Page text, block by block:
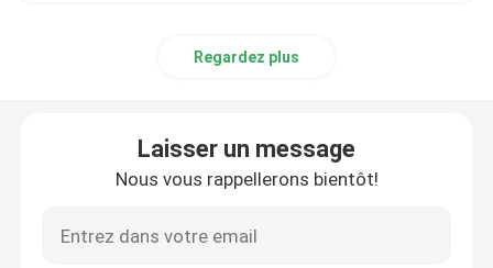
Regardez plus
Laisser un message
Nous vous rappellerons bientôt!